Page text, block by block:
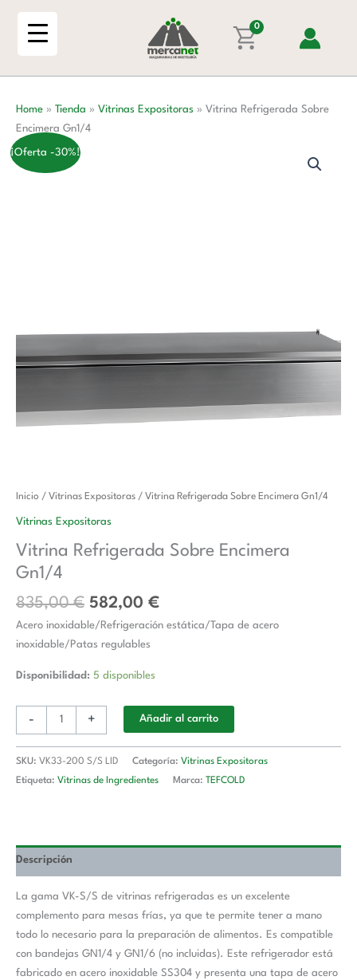
0
Home » Tienda » Vitrinas Expositoras » Vitrina Refrigerada Sobre
Encimera Gn1/4
¡Oferta -30%!
Inicio / Vitrinas Expositoras / Vitrina Refrigerada Sobre Encimera Gn1/4
Vitrinas Expositoras
Vitrina Refrigerada Sobre Encimera
Gn1/4
835,00€
El
precio
era:
582,00 €
El
es:
Acero inoxidable/Refrigeración estática/Tapa de acero
inoxidable/Patas regulables
Disponibilidad: 5 disponibles
-
Vitrina
Refrigerada
Encimera
Gn1/4
+ Añadir al carrito
SKU: VK33-200 S/S LID Categoría: Vitrinas Expositoras
Etiqueta: Vitrinas de Ingredientes Marca: TEFCOLD
Descripción
La gama VK-S/S de vitrinas refrigeradas es un excelente
complemento para mesas frías, ya que te permite tener a mano
todo lo necesario para la preparación de alimentos. Es compatible
con bandejas GN1/4 y GN1/6 (no incluidas). Este refrigerador está
fabricado en acero inoxidable SS304 y presenta una tapa de acero
Gn1/4
cantidad